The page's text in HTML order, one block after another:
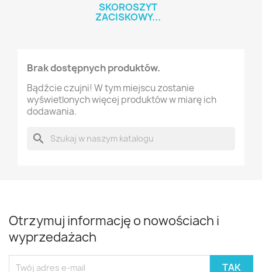
SKOROSZYT
ZACISKOWY...
Brak dostępnych produktów.
Bądźcie czujni! W tym miejscu zostanie
wyświetlonych więcej produktów w miarę ich
dodawania.
search
Otrzymuj informację o nowościach i
wyprzedażach